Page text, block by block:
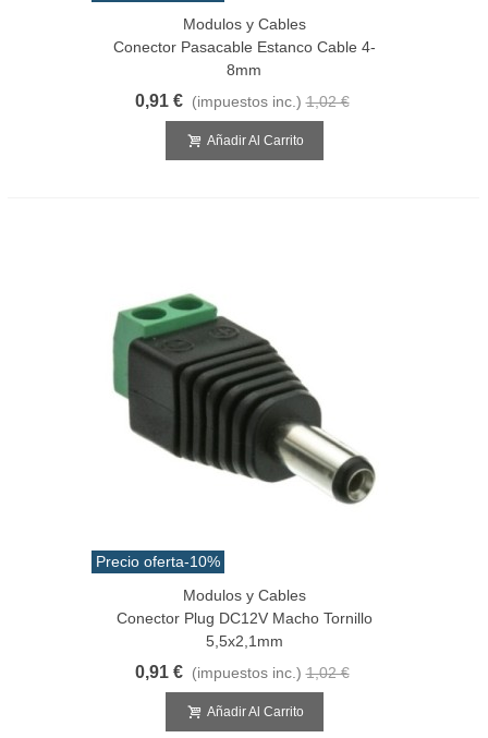
Modulos y Cables
Conector Pasacable Estanco Cable 4-
8mm
0,91 € (impuestos inc.) 1,02 €
Añadir Al Carrito
Precio oferta-10%
Modulos y Cables
Conector Plug DC12V Macho Tornillo
5,5x2,1mm
0,91 € (impuestos inc.) 1,02 €
Añadir Al Carrito